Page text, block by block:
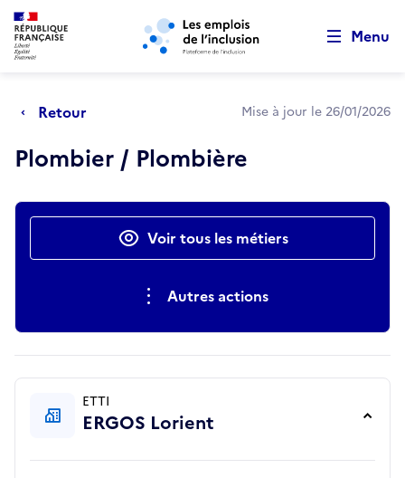
Aller au menu principal Aller au contenu principal
Menu
Retour Mise à jour le 26/01/2026
Plombier / Plombière
Actions rapidesVoir tous les métiers
Autres actions
ETTI
ERGOS Lorient
Retour au début de la page
Panneau de gestion des cookies